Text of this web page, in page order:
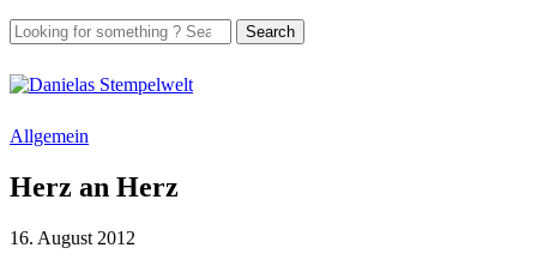
Allgemein
Herz an Herz
16. August 2012